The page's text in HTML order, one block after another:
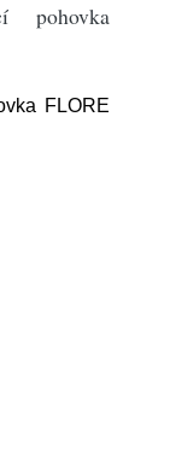
pohovka
FLORE